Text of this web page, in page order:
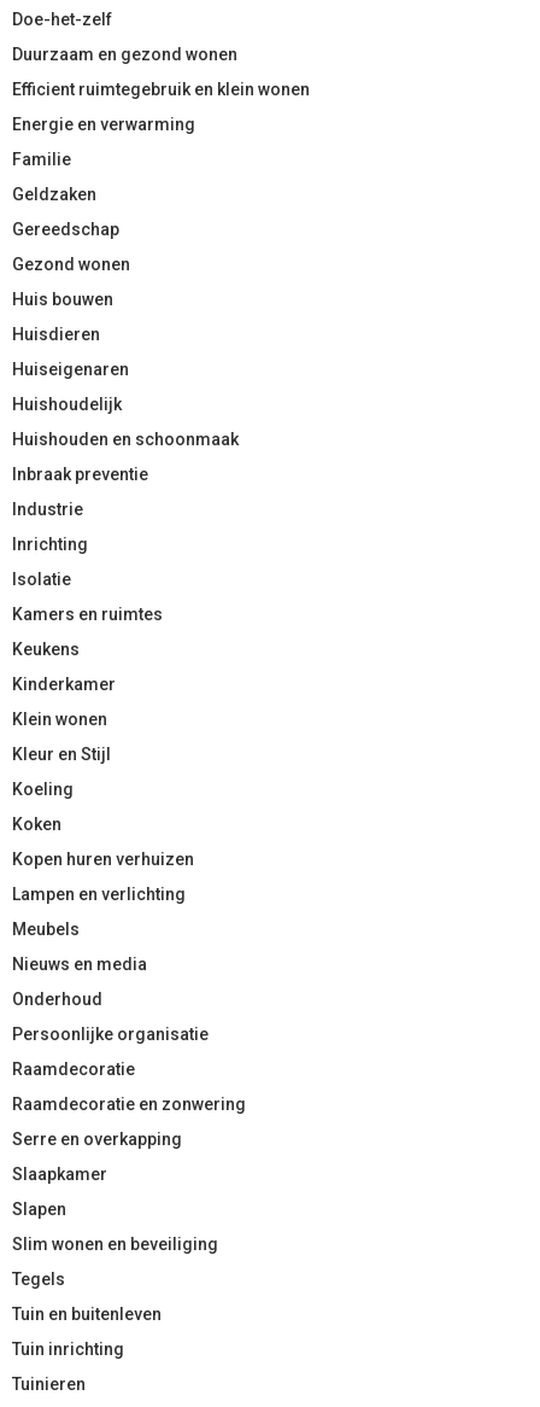
Doe-het-zelf
Duurzaam en gezond wonen
Efficient ruimtegebruik en klein wonen
Energie en verwarming
Familie
Geldzaken
Gereedschap
Gezond wonen
Huis bouwen
Huisdieren
Huiseigenaren
Huishoudelijk
Huishouden en schoonmaak
Inbraak preventie
Industrie
Inrichting
Isolatie
Kamers en ruimtes
Keukens
Kinderkamer
Klein wonen
Kleur en Stijl
Koeling
Koken
Kopen huren verhuizen
Lampen en verlichting
Meubels
Nieuws en media
Onderhoud
Persoonlijke organisatie
Raamdecoratie
Raamdecoratie en zonwering
Serre en overkapping
Slaapkamer
Slapen
Slim wonen en beveiliging
Tegels
Tuin en buitenleven
Tuin inrichting
Tuinieren